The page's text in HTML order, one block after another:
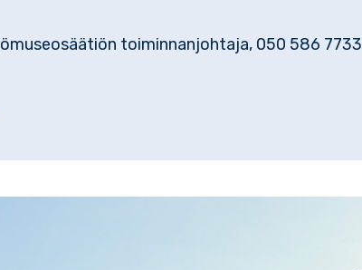
toiminnanjohtaja, 050 586 7733